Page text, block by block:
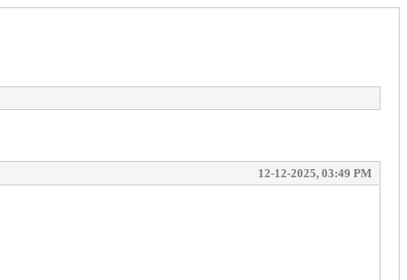
12-12-2025, 03:49 PM